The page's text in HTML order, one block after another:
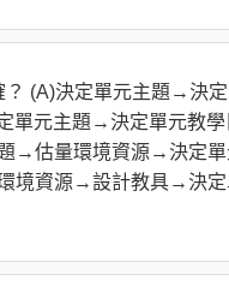
？ (A)決定單元主題→決
單元主題→決定單元教學
→估量環境資源→決定單
境資源→設計教具→決定